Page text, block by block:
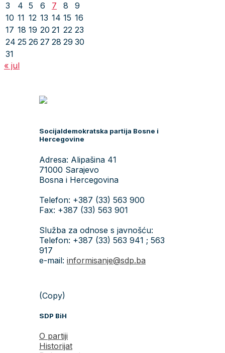
3
4 5 6 7 8
9
10 11 12 13 14 15 16
17 18 19 20 21 22 23
24 25 26 27 28 29 30
31
« jul
Socijaldemokratska partija Bosne i
Hercegovine
Adresa: Alipašina 41
71000 Sarajevo
Bosna i Hercegovina
Telefon: +387 (33) 563 900
Fax: +387 (33) 563 901
Služba za odnose s javnošću:
Telefon: +387 (33) 563 941 ; 563
917
e-mail: informisanje@sdp.ba
(Copy)
SDP BiH
O partiji
Historijat